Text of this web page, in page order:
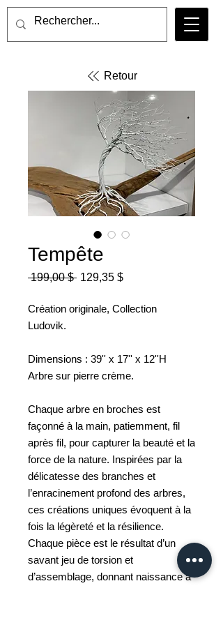
Retour
Tempête
199,00 $ Prix
129,35 $Prix
Création originale, Collection
Ludovik.
Dimensions : 39'' x 17'' x 12''H
Arbre sur pierre crème.
Chaque arbre en broches est
façonné à la main, patiemment, fil
après fil, pour capturer la beauté et la
force de la nature. Inspirées par la
délicatesse des branches et
l’enracinement profond des arbres,
ces créations uniques évoquent à la
fois la légèreté et la résilience.
Chaque pièce est le résultat d’un
savant jeu de torsion et
d’assemblage, donnant naissance à